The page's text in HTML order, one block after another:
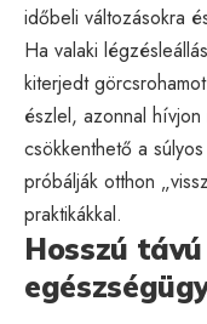
időbeli változásokra
Ha valaki
kiterjedt
észlel, azonnal
csökkenthető a
próbálják otthon
praktikákkal.
Hosszú